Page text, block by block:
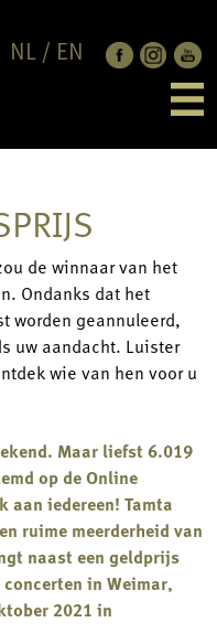
NL / EN
de winnaar van het
Ondanks dat het
worden geannuleerd,
uw aandacht. Luister
wie van hen voor u
Maar liefst 6.019
op de Online
iedereen! Tamta
ruime meerderheid van
naast een geldprijs
in Weimar,
2021 in